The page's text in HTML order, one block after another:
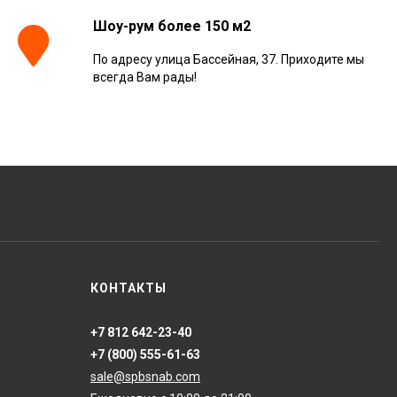
Керамогранит
Шоу-рум более 150 м2
По адресу улица Бассейная, 37. Приходите мы
всегда Вам рады!
КОНТАКТЫ
+7 812 642-23-40
+7 (800) 555-61-63
sale@spbsnab.com